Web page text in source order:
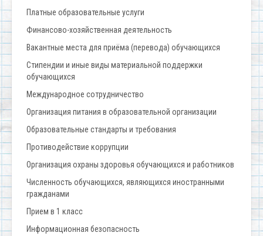
Платные образовательные услуги
Финансово-хозяйственная деятельность
Вакантные места для приёма (перевода) обучающихся
Стипендии и иные виды материальной поддержки
обучающихся
Международное сотрудничество
Организация питания в образовательной организации
Образовательные стандарты и требования
Противодействие коррупции
Организация охраны здоровья обучающихся и работников
Численность обучающихся, являющихся иностранными
гражданами
Прием в 1 класс
Информационная безопасность